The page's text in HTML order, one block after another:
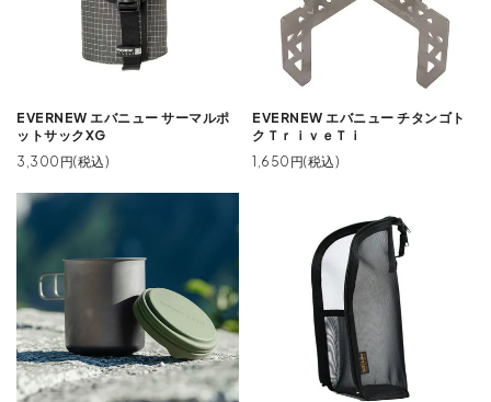
EVERNEW エバニュー サーマルポ
ットサックXG
3,300円(税込)
EVERNEW エバニュー チタンゴト
クＴｒｉｖｅＴｉ
1,650円(税込)